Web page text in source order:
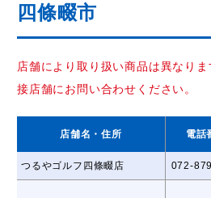
四條畷市
店舗により取り扱い商品は異なり
接店舗にお問い合わせください。
店舗名 ・住所 電話
つるやゴルフ四條畷店 072-